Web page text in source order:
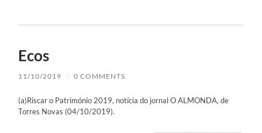
Ecos
11/10/2019 / 0 COMMENTS
(a)Riscar o Património 2019, notícia do jornal O ALMONDA, de
Torres Novas (04/10/2019).